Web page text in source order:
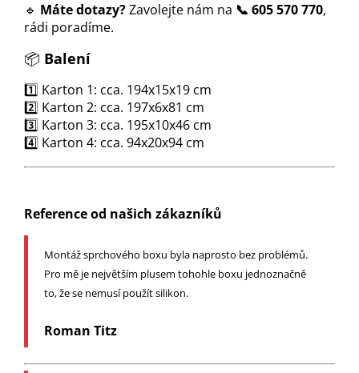
🔹 Máte dotazy?Zavolejte nám na 📞 605 570 770,
rádi poradíme.
📦 Balení
1️⃣ Karton 1: cca. 194x15x19 cm
2️⃣ Karton 2: cca. 197x6x81 cm
3️⃣ Karton 3: cca. 195x10x46 cm
4️⃣ Karton 4: cca. 94x20x94 cm
Reference od našich zákazníků
Montáž sprchového boxu byla naprosto bez problémů.
Pro mě je největším plusem tohohle boxu jednoznačně
to, že se nemusí použít silikon.
Roman Titz